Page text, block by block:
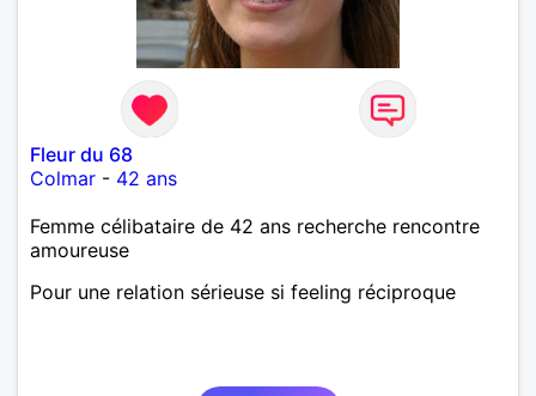
Fleur du 68
Colmar - 42 ans
Femme célibataire de 42 ans recherche rencontre
amoureuse
Pour une relation sérieuse si feeling réciproque